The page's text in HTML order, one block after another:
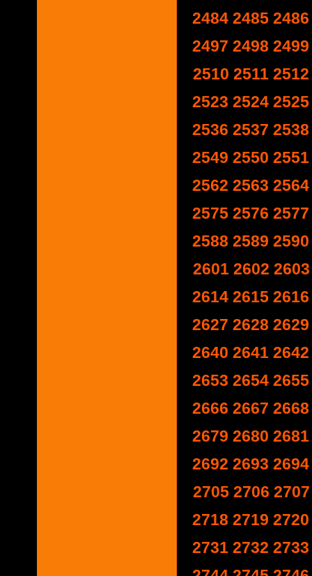
2484 2485 2486
2497 2498 2499
2510 2511 2512
2523 2524 2525
2536 2537 2538
2549 2550 2551
2562 2563 2564
2575 2576 2577
2588 2589 2590
2601 2602 2603
2614 2615 2616
2627 2628 2629
2640 2641 2642
2653 2654 2655
2666 2667 2668
2679 2680 2681
2692 2693 2694
2705 2706 2707
2718 2719 2720
2731 2732 2733